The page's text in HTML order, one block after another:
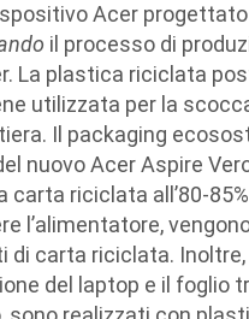
Acer progettato
il processo di
La plastica riciclata
utilizzata per la
Il packaging
nuovo Acer Aspire
carta riciclata all’80-
l’alimentatore,
di carta riciclata.
del laptop e il foglio